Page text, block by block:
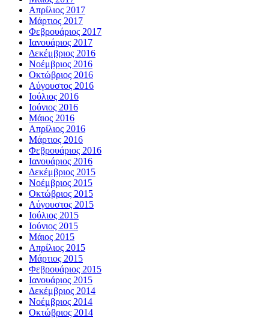
Απρίλιος 2017
Μάρτιος 2017
Φεβρουάριος 2017
Ιανουάριος 2017
Δεκέμβριος 2016
Νοέμβριος 2016
Οκτώβριος 2016
Αύγουστος 2016
Ιούλιος 2016
Ιούνιος 2016
Μάιος 2016
Απρίλιος 2016
Μάρτιος 2016
Φεβρουάριος 2016
Ιανουάριος 2016
Δεκέμβριος 2015
Νοέμβριος 2015
Οκτώβριος 2015
Αύγουστος 2015
Ιούλιος 2015
Ιούνιος 2015
Μάιος 2015
Απρίλιος 2015
Μάρτιος 2015
Φεβρουάριος 2015
Ιανουάριος 2015
Δεκέμβριος 2014
Νοέμβριος 2014
Οκτώβριος 2014